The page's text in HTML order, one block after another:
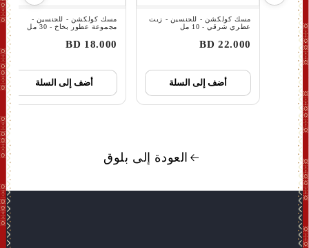
مسك كولكشن - للجنسين - زيت
عطري شرقي - 10 مل
22.000 BD
أضف إلى السلة
مسك كولكشن - للجنسين -
مجموعة عطور بخاخ - 30 مل
18.000 BD
أضف إلى السلة
العودة إلى بلوق